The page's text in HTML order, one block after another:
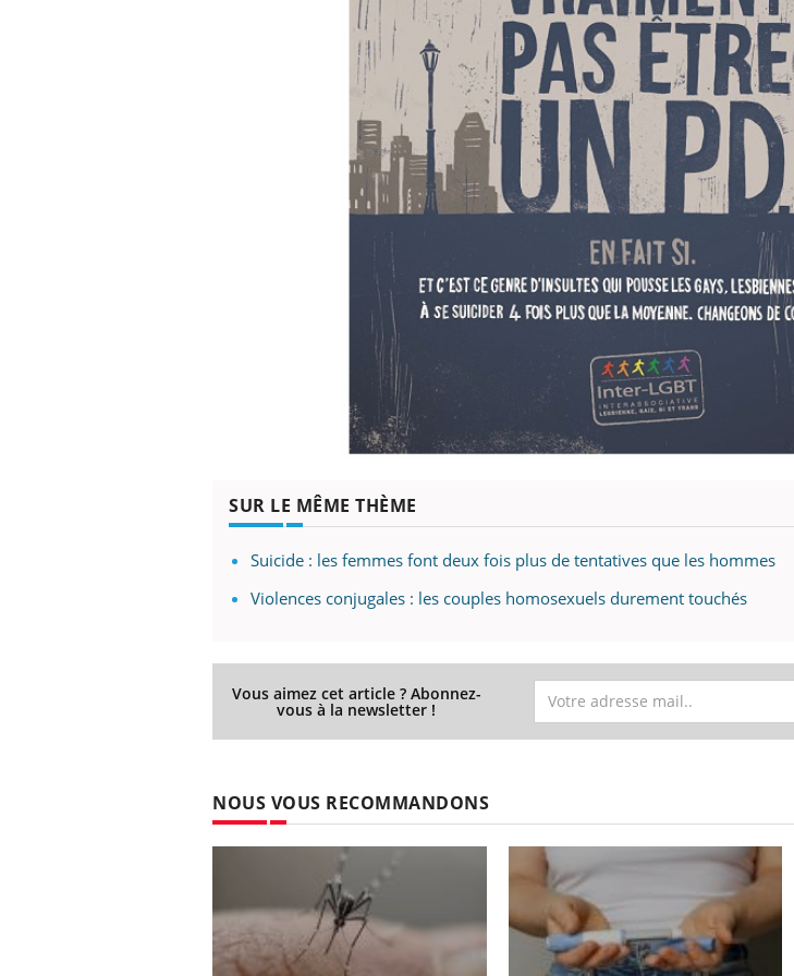
SUR LE MÊME THÈME
Suicide : les femmes font deux fois plus de tentatives que les hommes
Violences conjugales : les couples homosexuels durement touchés
Vous aimez cet article ? Abonnez-
vous à la newsletter !
NOUS VOUS RECOMMANDONS